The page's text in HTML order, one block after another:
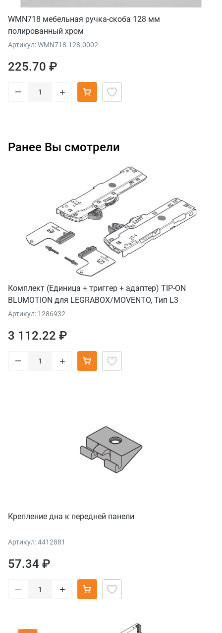
WMN718 мебельная ручка-скоба 128 мм
полированный хром
Артикул: WMN718.128.0002
225.70 ₽
– +
Ранее Вы смотрели
Комплект (Единица + триггер + адаптер) TIP-ON
BLUMOTION для LEGRABOX/MOVENTO, Тип L3
Артикул: 1286932
3 112.22 ₽
– +
Крепление дна к передней панели
Артикул: 4412881
57.34 ₽
– +